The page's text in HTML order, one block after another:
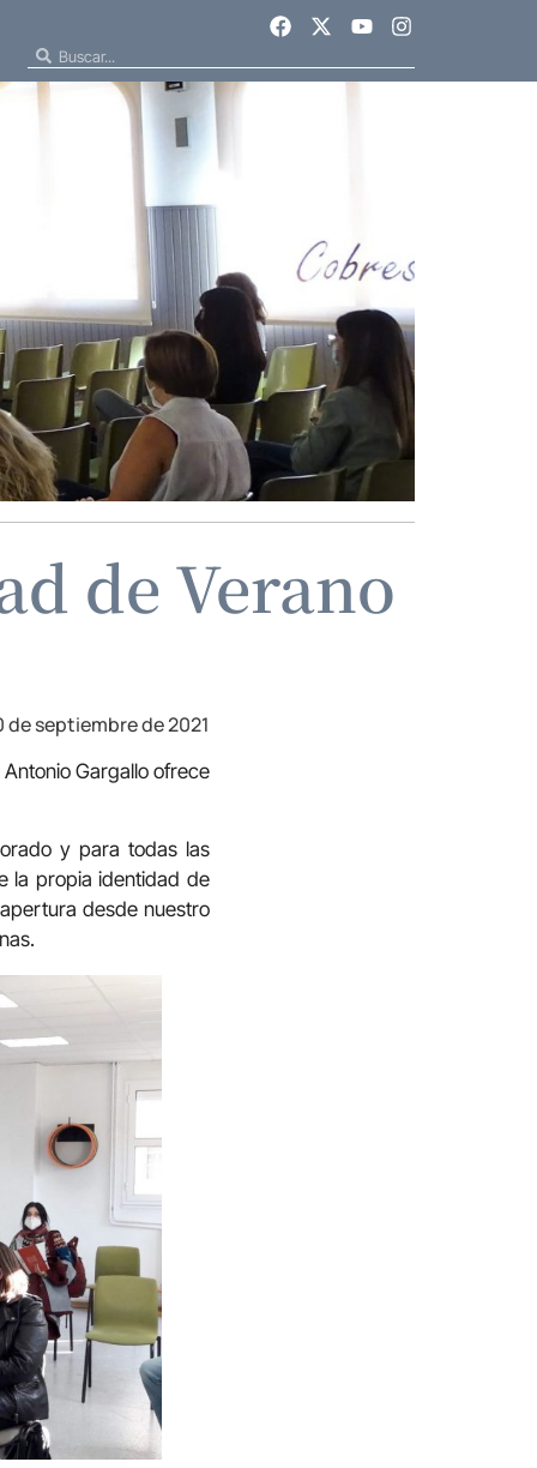
de Verano
de septiembre de 2021
Gargallo ofrece
y para todas las
la propia identidad de
desde nuestro